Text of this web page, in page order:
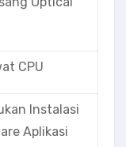
CPU
Instalasi
Aplikasi